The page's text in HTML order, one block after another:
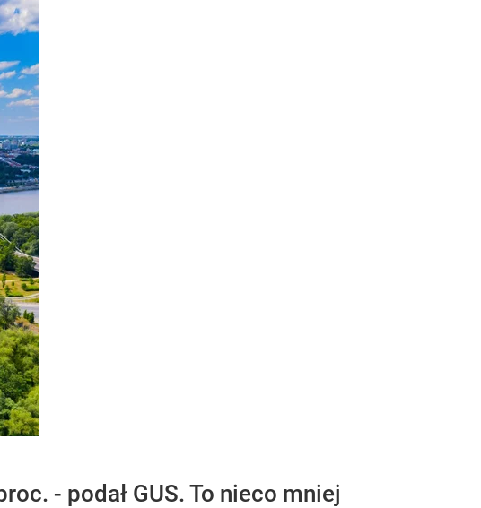
- podał GUS. To nieco mniej